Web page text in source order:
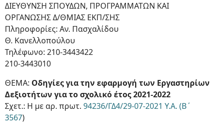
ΔΙΕΥΘΥΝΣΗ ΣΠΟΥΔΩΝ, ΠΡΟΓΡΑΜΜΑΤΩΝ ΚΑΙ
ΟΡΓΑΝΩΣΗΣ Δ/ΘΜΙΑΣ ΕΚΠ/ΣΗΣ
Πληροφορίες: Αν. Πασχαλίδου
Θ. Κανελλοπούλου
Τηλέφωνο: 210-3443422
210-3443010
ΘΕΜΑ: Οδηγίες για την εφαρμογή των Εργαστηρίων
Δεξιοτήτων για το σχολικό έτος 2021-2022
Σχετ.: Η με αρ. πρωτ. 94236/ΓΔ4/29-07-2021 Υ.Α. (Β΄
3567)